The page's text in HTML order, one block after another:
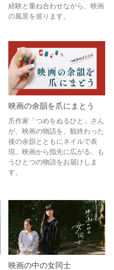
経験と重ね合わせながら、映画
の風景を巡ります。
映画の余韻を爪にまとう
爪作家「つめをぬるひと」さん
が、映画の物語を、観終わった
後の余韻とともにネイルで表
現。映画から指先に広がる、も
うひとつの物語をお届けしま
す。
映画の中の女同士